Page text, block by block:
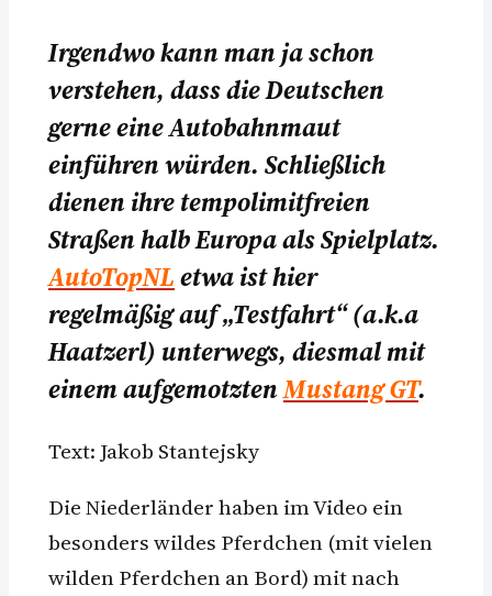
Irgendwo kann man ja schon
verstehen, dass die Deutschen
gerne eine Autobahnmaut
einführen würden. Schließlich
dienen ihre tempolimitfreien
Straßen halb Europa als Spielplatz.
AutoTopNLetwa ist hier
regelmäßig auf „Testfahrt“ (a.k.a
Haatzerl) unterwegs, diesmal mit
einem aufgemotztenMustang GT.
Text: Jakob Stantejsky
Die Niederländer haben im Video ein
besonders wildes Pferdchen (mit vielen
wilden Pferdchen an Bord) mit nach